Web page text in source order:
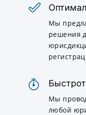
Мы
решения
Мы
любой